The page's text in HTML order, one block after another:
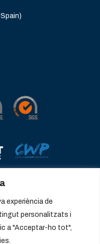
experiència de
personalitzats i
a "Acceptar-ho tot",